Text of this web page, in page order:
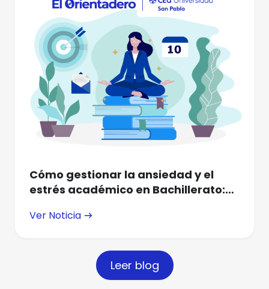
Cómo gestionar la ansiedad y el
estrés académico en Bachillerato:
orientadores
Ver Noticia
Leer blog